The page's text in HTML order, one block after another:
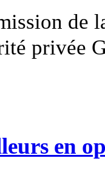
de
privée
en